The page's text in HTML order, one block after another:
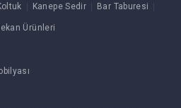
Kanepe Sedir Bar Taburesi
Ürünleri